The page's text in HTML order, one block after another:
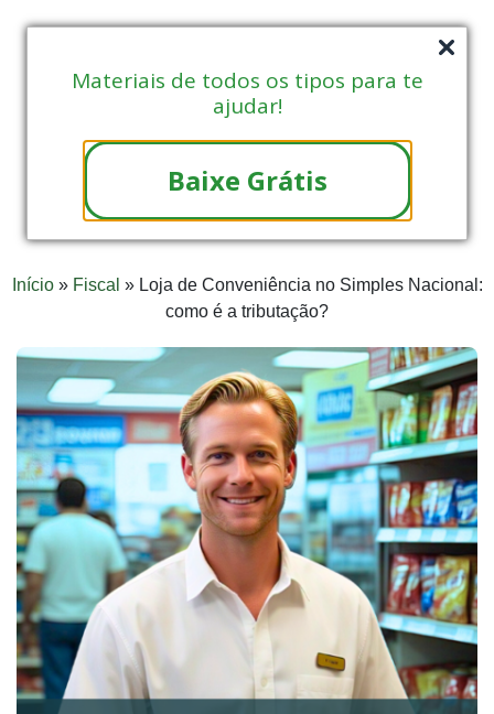
Materiais de todos os tipos para te
ajudar!
Baixe Grátis
Início» Fiscal » Loja de Conveniência no Simples Nacional:
como é a tributação?